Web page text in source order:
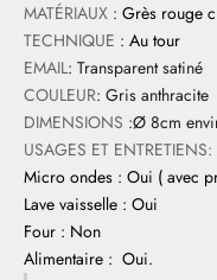
MATÉRIAUX : Grès rouge
TECHNIQUE : Au tour
EMAIL: Transparent satiné
COULEUR: Gris anthracite
DIMENSIONS :Ø 8cm
USAGES ET ENTRETIENS:
Micro ondes : Oui ( avec
Lave vaisselle : Oui
Four : Non
Alimentaire : Oui.